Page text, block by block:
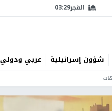
الفجر03:29
شؤون إسرائيلية عربي ودولي